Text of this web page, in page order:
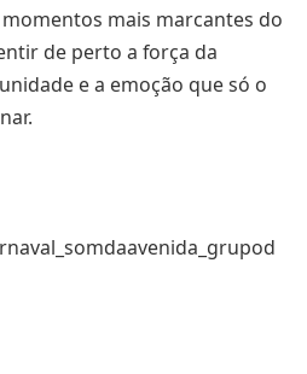
mais marcantes do
de perto a força da
e a emoção que só o